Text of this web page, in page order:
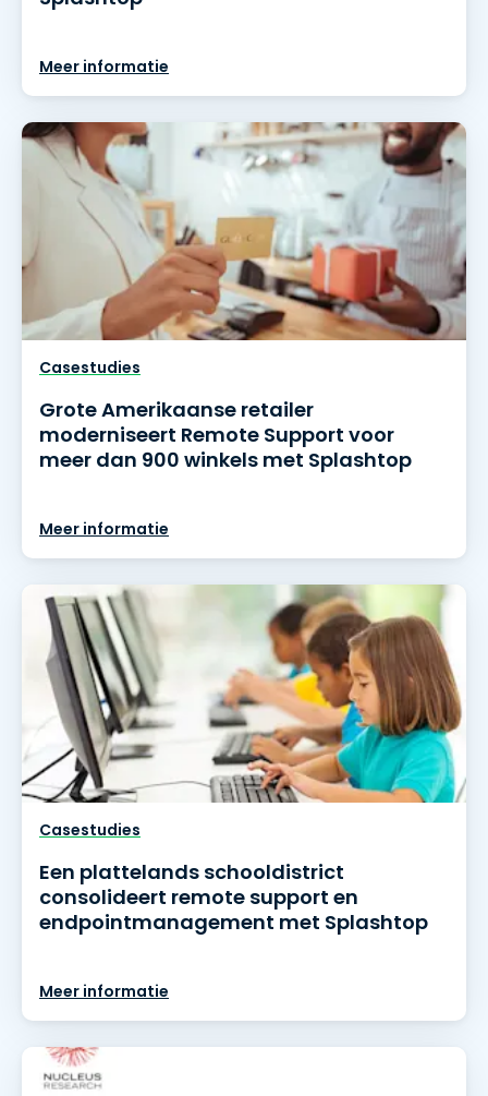
Meer informatie
Casestudies
Grote Amerikaanse retailer
moderniseert Remote Support voor
meer dan 900 winkels met Splashtop
Meer informatie
Casestudies
Een plattelands schooldistrict
consolideert remote support en
endpointmanagement met Splashtop
Meer informatie